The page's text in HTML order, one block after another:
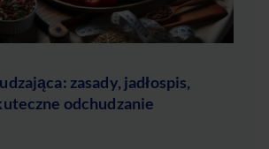
zasady, jadłospis,
odchudzanie